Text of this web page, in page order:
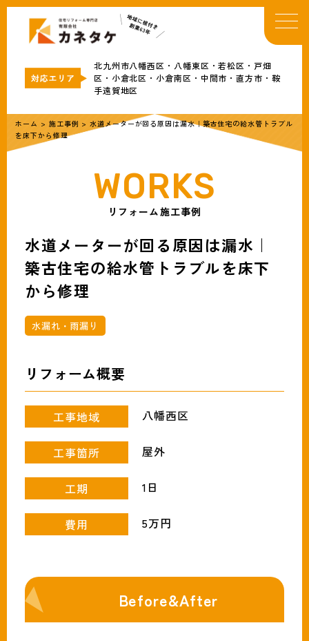
TOP
イベント・お知らせ
カネタケについて
補助金情報
リフォームメニュー
会社概要
無料見積・お問合わせ
tel.093-691-1319
北九州市八幡西区・八幡東区・若松区・戸畑
区・小倉北区・小倉南区・中間市・直方市・鞍
手遠賀地区
ホーム > 施工事例 >水道メーターが回る原因は漏水｜築古住宅の給水管トラブル
を床下から修理
リフォーム施工事例
水道メーターが回る原因は漏水｜
築古住宅の給水管トラブルを床下
から修理
水漏れ・雨漏り
リフォーム概要
工事地域 八幡西区
工事箇所 屋外
工期 1日
費用 5万円
Before&After